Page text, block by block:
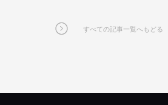
すべての記事一覧へもどる